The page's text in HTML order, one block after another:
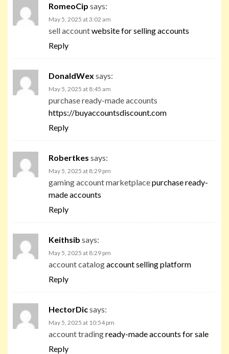
RomeoCip says:
May 5, 2025 at 3:02 am
sell accountwebsite for selling accounts
Reply
DonaldWex says:
May 5, 2025 at 8:45 am
purchase ready-made accounts
https://buyaccountsdiscount.com
Reply
Robertkes says:
May 5, 2025 at 8:29 pm
gaming account marketplacepurchase ready-
made accounts
Reply
Keithsib says:
May 5, 2025 at 8:29 pm
account catalogaccount selling platform
Reply
HectorDicsays:
May 5, 2025 at 10:54 pm
account tradingready-made accounts for sale
Reply